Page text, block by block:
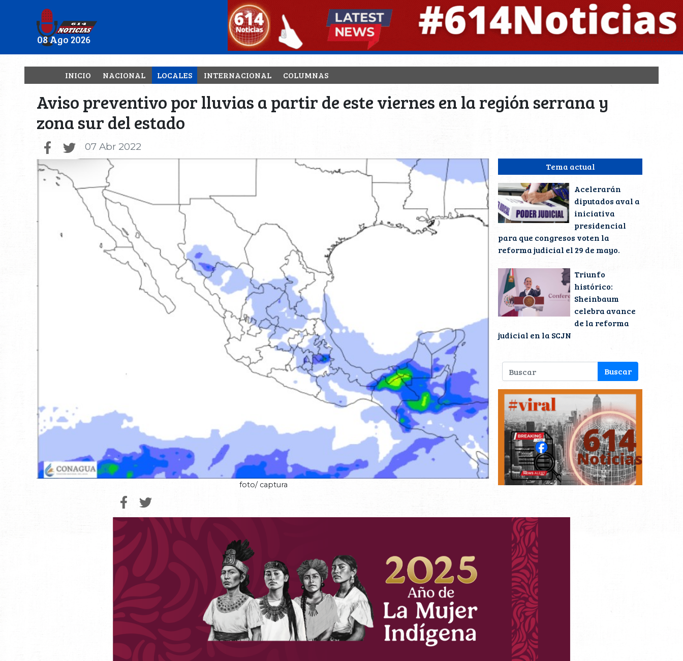
08 Ago 2026
INICIO NACIONAL LOCALES INTERNACIONAL COLUMNAS
Aviso preventivo por lluvias a partir de este viernes en la región serrana y
zona sur del estado
07 Abr 2022
foto/ captura
Tema actual
Acelerarán
diputados aval a
iniciativa
presidencial
para que congresos voten la
reforma judicial el 29 de mayo.
Triunfo
histórico:
Sheinbaum
celebra avance
de la reforma
judicial en la SCJN